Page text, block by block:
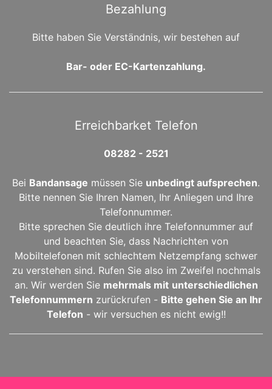
Bezahlung
Bitte haben Sie Verständnis, wir bestehen auf
Bar- oder EC-Kartenzahlung.
Erreichbarket Telefon
08282 - 2521
Bei Bandansage müssen Sie unbedingt aufsprechen.
Bitte nennen Sie Ihren Namen, Ihr Anliegen und Ihre
Telefonnummer.
Bitte sprechen Sie deutlich ihre Telefonnummer auf
und beachten Sie, dass Nachrichten von
Mobiltelefonen mit schlechtem Netzempfang schwer
zu verstehen sind. Rufen Sie also im Zweifel nochmals
an. Wir werden Sie mehrmals mit unterschiedlichen
Telefonnummern zurückrufen - Bitte gehen Sie an Ihr
Telefon - wir versuchen es nicht ewig!!